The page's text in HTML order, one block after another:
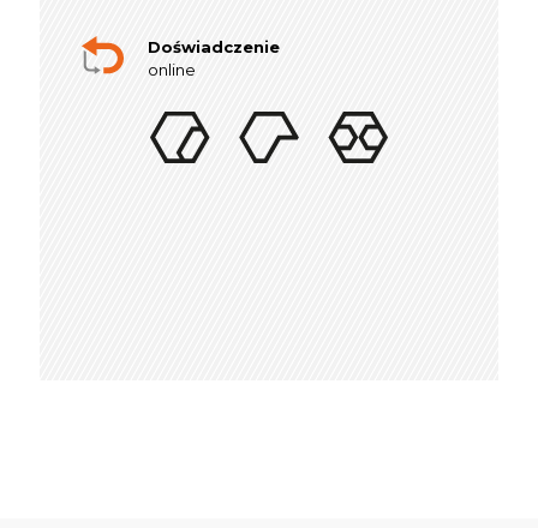
Doświadczenie
online
indywidualnych sesji rozwojowych
online dla Menedżerów i Dyrektorów
Doświadczenie
w szkoleniach stacjonarnych